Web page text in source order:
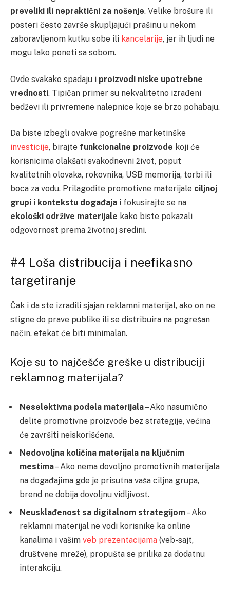
preveliki ili nepraktični za nošenje. Velike brošure ili
posteri često završe skupljajući prašinu u nekom
zaboravljenom kutku sobe ili kancelarije, jer ih ljudi ne
mogu lako poneti sa sobom.
Ovde svakako spadaju i proizvodi niske upotrebne
vrednosti. Tipičan primer su nekvalitetno izrađeni
bedževi ili privremene nalepnice koje se brzo pohabaju.
Da biste izbegli ovakve pogrešne marketinške
investicije, birajte funkcionalne proizvode koji će
korisnicima olakšati svakodnevni život, poput
kvalitetnih olovaka, rokovnika, USB memorija, torbi ili
boca za vodu. Prilagodite promotivne materijale ciljnoj
grupi i kontekstu događaja i fokusirajte se na
ekološki održive materijale kako biste pokazali
odgovornost prema životnoj sredini.
#4 Loša distribucija i neefikasno
targetiranje
Čak i da ste izradili sjajan reklamni materijal, ako on ne
stigne do prave publike ili se distribuira na pogrešan
način, efekat će biti minimalan.
Koje su to najčešće greške u distribuciji
reklamnog materijala?
Neselektivna podela materijala– Ako nasumično
delite promotivne proizvode bez strategije, većina
će završiti neiskorišćena.
Nedovoljna količina materijala na ključnim
mestima– Ako nema dovoljno promotivnih materijala
na događajima gde je prisutna vaša ciljna grupa,
brend ne dobija dovoljnu vidljivost.
Neusklađenost sa digitalnom strategijom– Ako
reklamni materijal ne vodi korisnike ka online
kanalima i vašim veb prezentacijama (veb-sajt,
društvene mreže), propušta se prilika za dodatnu
interakciju.